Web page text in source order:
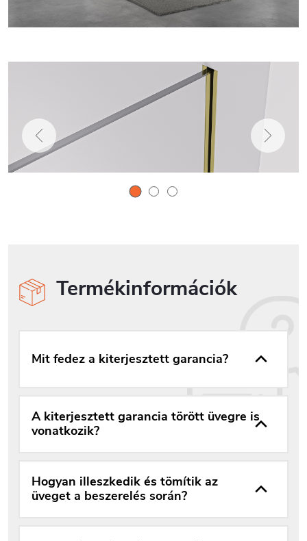
Termékinformációk
Mit fedez a kiterjesztett garancia?
A kiterjesztett garancia törött üvegre is
vonatkozik?
Hogyan illeszkedik és tömítik az
üveget a beszerelés során?